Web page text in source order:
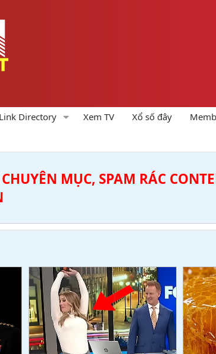
Link Directory Xem TV Xổ số đây
MỤC, SPAM RÁC